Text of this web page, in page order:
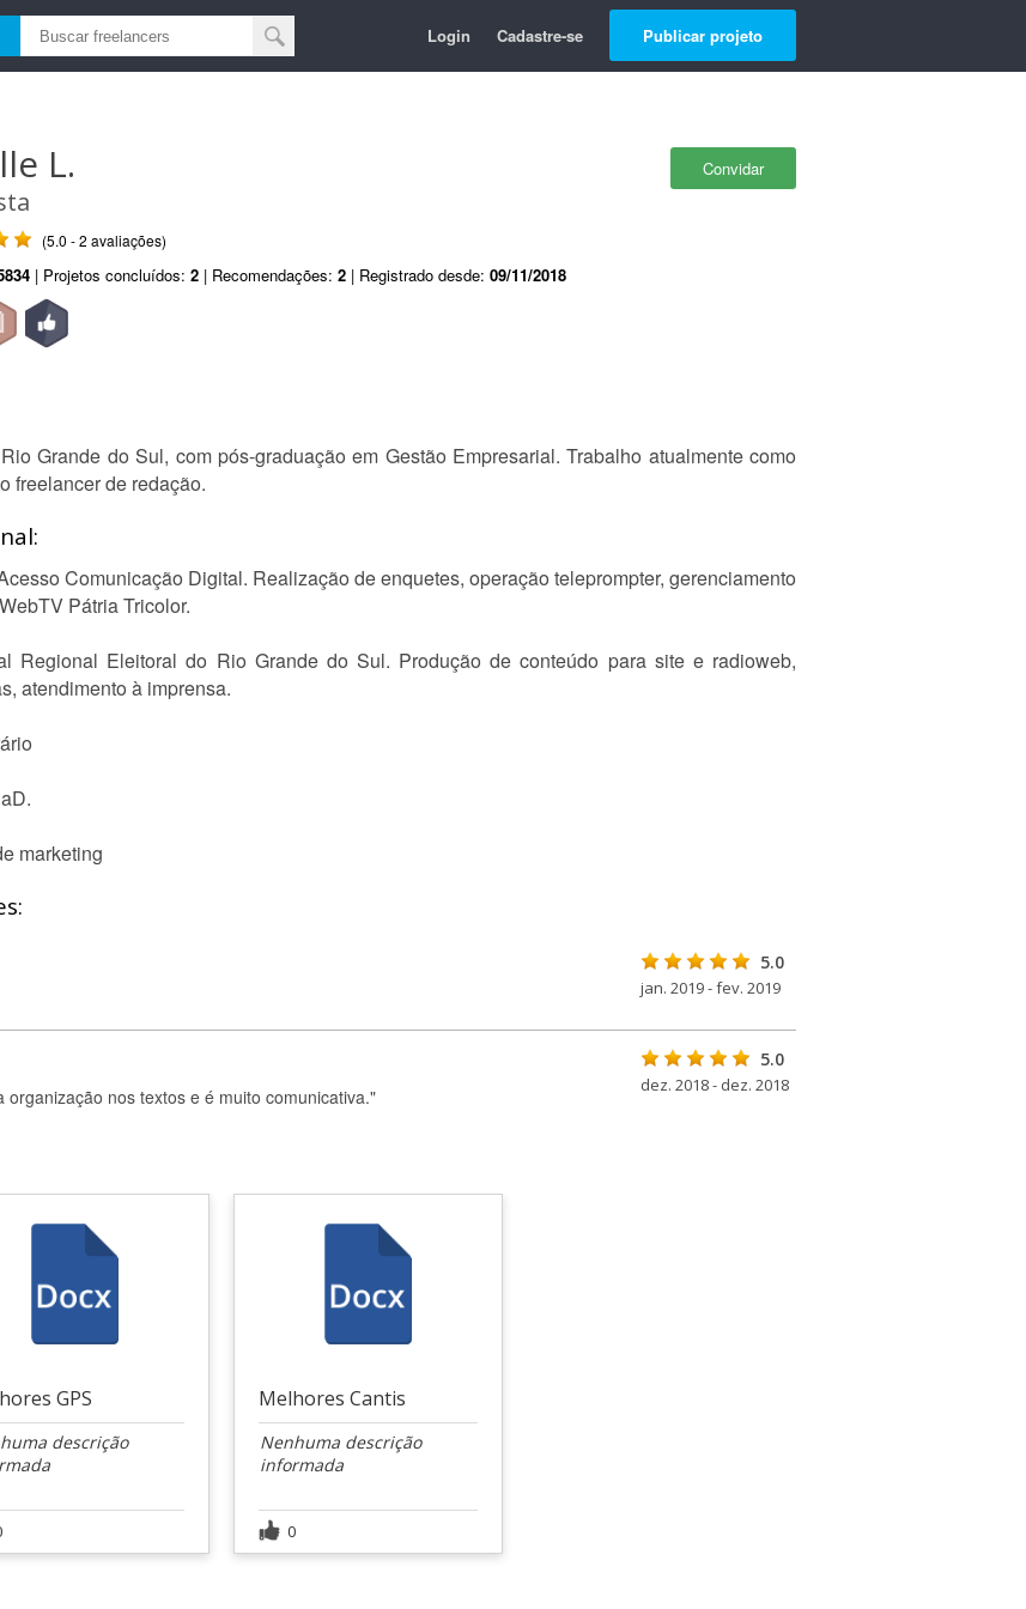
Login Cadastre-se Publicar projeto
Convidar
L.
(5.0 - 2 avaliações)
| Projetos concluídos: 2 | Recomendações: 2 | Registrado desde: 09/11/2018
Grande do Sul, com pós-graduação em Gestão Empresarial. Trabalho atualmente como
freelancer de redação.
Comunicação Digital. Realização de enquetes, operação teleprompter, gerenciamento
Pátria Tricolor.
Regional Eleitoral do Rio Grande do Sul. Produção de conteúdo para site e radioweb,
atendimento à imprensa.
marketing
5.0
jan. 2019 - fev. 2019
nos textos e é muito comunicativa."
5.0
dez. 2018 - dez. 2018
GPS
descrição
Melhores Cantis
Nenhuma descrição
informada
0